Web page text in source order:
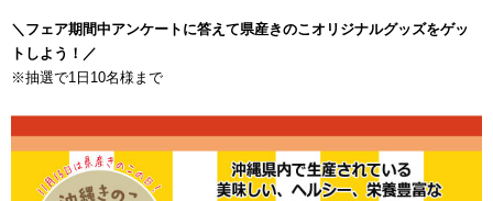
＼フェア期間中アンケートに答えて県産きのこオリジナルグッズをゲッ
トしよう！／
※抽選で1日10名様まで